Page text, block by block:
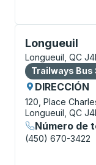
Longueuil
Bus Station,
Longueuil, QC
Bus Station
Trailways Bus
DIRECCIÓN
120, Place
Longueuil, QC
Número de
(450) 670-3422